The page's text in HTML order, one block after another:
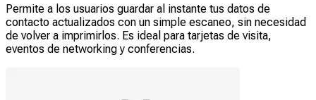
Permite a los usuarios guardar al instante tus datos de
contacto actualizados con un simple escaneo, sin necesidad
de volver a imprimirlos. Es ideal para tarjetas de visita,
eventos de networking y conferencias.